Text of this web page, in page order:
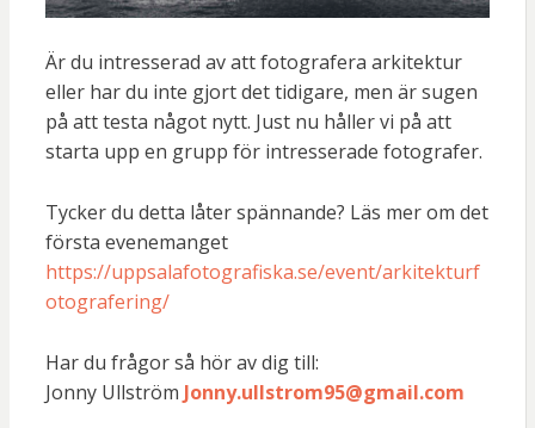
Är du intresserad av att fotografera arkitektur
eller har du inte gjort det tidigare, men är sugen
på att testa något nytt. Just nu håller vi på att
starta upp en grupp för intresserade fotografer.
Tycker du detta låter spännande? Läs mer om det
första evenemanget
https://uppsalafotografiska.se/event/arkitekturf
otografering/
Har du frågor så hör av dig till:
Jonny Ullström Jonny.ullstrom95@gmail.com